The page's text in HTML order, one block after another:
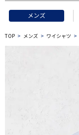
メンズ
TOP メンズ ワイシャツ